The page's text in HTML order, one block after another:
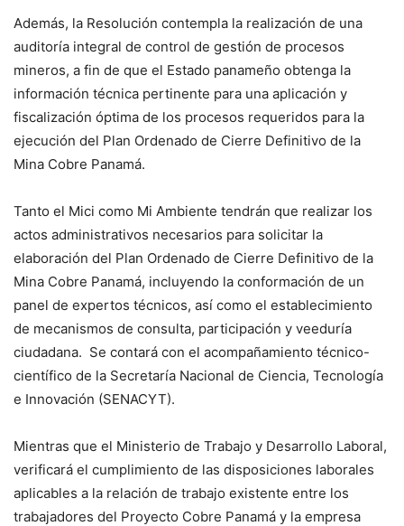
Además, la Resolución contempla la realización de una
auditoría integral de control de gestión de procesos
mineros, a fin de que el Estado panameño obtenga la
información técnica pertinente para una aplicación y
fiscalización óptima de los procesos requeridos para la
ejecución del Plan Ordenado de Cierre Definitivo de la
Mina Cobre Panamá.
Tanto el Mici como Mi Ambiente tendrán que realizar los
actos administrativos necesarios para solicitar la
elaboración del Plan Ordenado de Cierre Definitivo de la
Mina Cobre Panamá, incluyendo la conformación de un
panel de expertos técnicos, así como el establecimiento
de mecanismos de consulta, participación y veeduría
ciudadana. Se contará con el acompañamiento técnico-
científico de la Secretaría Nacional de Ciencia, Tecnología
e Innovación (SENACYT).
Mientras que el Ministerio de Trabajo y Desarrollo Laboral,
verificará el cumplimiento de las disposiciones laborales
aplicables a la relación de trabajo existente entre los
trabajadores del Proyecto Cobre Panamá y la empresa